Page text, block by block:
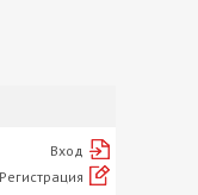
Вход
Регистрация